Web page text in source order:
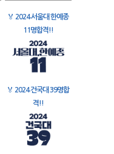
🏅 2024 서울대 한예종
11명합격!!
🏅 2024 건국대 39명합
격!!